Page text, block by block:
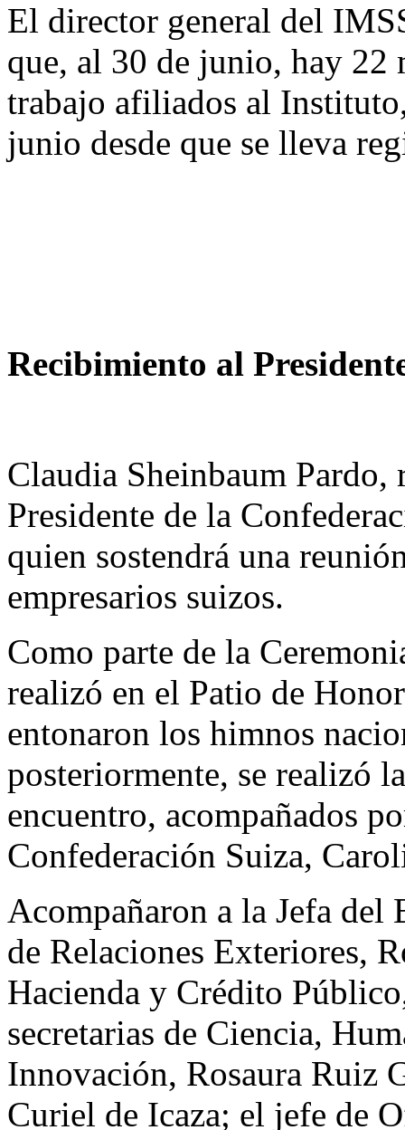
El director general del
que, al 30 de junio, hay 22
trabajo afiliados al
junio desde que se lleva
Recibimiento al
Claudia Sheinbaum
Presidente de la
quien sostendrá una
empresarios suizos.
Como parte de la
realizó en el Patio de
entonaron los himnos
posteriormente, se realizó
encuentro, acompañados
Confederación Suiza,
Acompañaron a la Jefa del
de Relaciones Exteriores,
Hacienda y Crédito
secretarias de Ciencia,
Innovación, Rosaura Ruiz
Curiel de Icaza; el jefe de